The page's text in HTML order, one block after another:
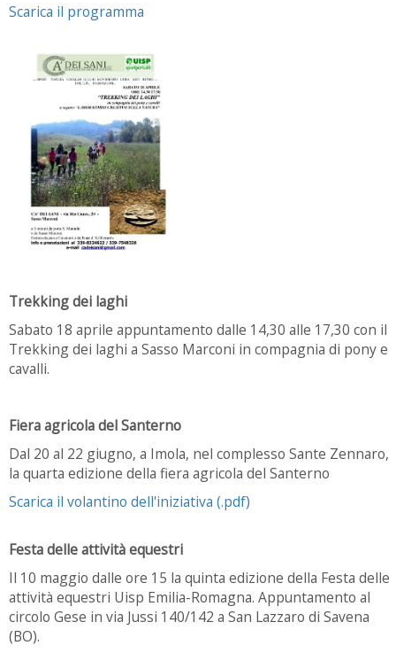
Scarica il programma
Trekking dei laghi
Sabato 18 aprile appuntamento dalle 14,30 alle 17,30 con il
Trekking dei laghi a Sasso Marconi in compagnia di pony e
cavalli.
Fiera agricola del Santerno
Dal 20 al 22 giugno, a Imola, nel complesso Sante Zennaro,
la quarta edizione della fiera agricola del Santerno
Scarica il volantino dell'iniziativa (.pdf)
Festa delle attività equestri
Il 10 maggio dalle ore 15 la quinta edizione della Festa delle
attività equestri Uisp Emilia-Romagna. Appuntamento al
circolo Gese in via Jussi 140/142 a San Lazzaro di Savena
(BO).